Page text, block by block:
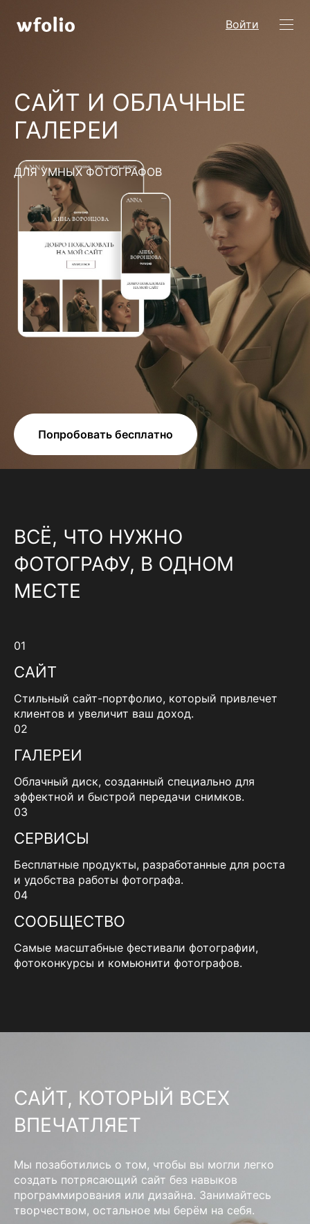
Войти
САЙТ И ОБЛАЧНЫЕ
ГАЛЕРЕИ
ДЛЯ УМНЫХ ФОТОГРАФОВ
Попробовать бесплатно
ВСЁ, ЧТО НУЖНО
ФОТОГРАФУ, В ОДНОМ
МЕСТЕ
01
САЙТ
Стильный сайт-портфолио, который привлечет
клиентов и увеличит ваш доход.
02
ГАЛЕРЕИ
Облачный диск, созданный специально для
эффектной и быстрой передачи снимков.
03
СЕРВИСЫ
Бесплатные продукты, разработанные для роста
и удобства работы фотографа.
04
СООБЩЕСТВО
Самые масштабные фестивали фотографии,
фотоконкурсы и комьюнити фотографов.
САЙТ, КОТОРЫЙ ВСЕХ
ВПЕЧАТЛЯЕТ
Мы позаботились о том, чтобы вы могли легко
создать потрясающий сайт без навыков
программирования или дизайна. Занимайтесь
творчеством, остальное мы берём на себя.